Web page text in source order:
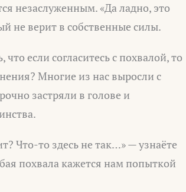
незаслуженным. «Да ладно, это
не верит в собственные силы.
если согласитесь с похвалой, то
Многие из нас выросли с
застряли в голове и
Что-то здесь не так…» — узнаёте
похвала кажется нам попыткой